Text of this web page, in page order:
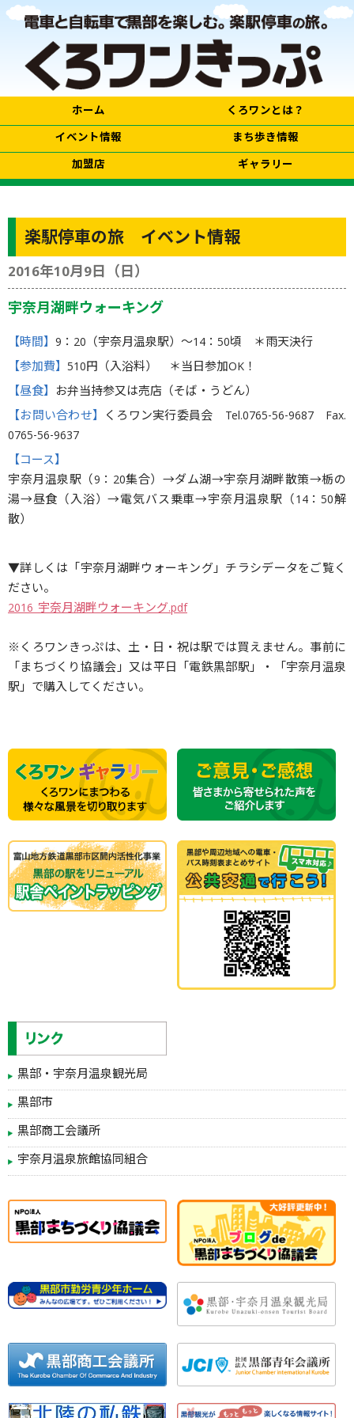
ホーム
くろワンとは？
イベント情報
まち歩き情報
加盟店
ギャラリー
楽駅停車の旅 イベント情報
2016年10月9日（日）
宇奈月湖畔ウォーキング
【時間】 9：20（宇奈月温泉駅）〜14：50頃 ＊雨天決行
【参加費】 510円（入浴料） ＊当日参加OK！
【昼食】 お弁当持参又は売店（そば・うどん）
【お問い合わせ】 くろワン実行委員会 Tel.0765-56-9687 Fax.
0765-56-9637
【コース】
宇奈月温泉駅（9：20集合）→ダム湖→宇奈月湖畔散策→栃の
湯→昼食（入浴）→電気バス乗車→宇奈月温泉駅（14：50解
散）
▼詳しくは「宇奈月湖畔ウォーキング」チラシデータをご覧く
ださい。
2016_宇奈月湖畔ウォーキング.pdf
※くろワンきっぷは、土・日・祝は駅では買えません。事前に
「まちづくり協議会」又は平日「電鉄黒部駅」・「宇奈月温泉
駅」で購入してください。
黒部・宇奈月温泉観光局
黒部市
黒部商工会議所
宇奈月温泉旅館協同組合